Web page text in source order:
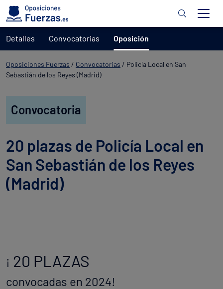
Oposiciones Fuerzas / Convocatorias / Policía Local en San
Sebastián de los Reyes (Madrid)
Convocatoria
20 plazas de Policía Local en
San Sebastián de los Reyes
(Madrid)
¡ 20 PLAZAS
convocadas en 2024!
Detalles Convocatorias Oposición